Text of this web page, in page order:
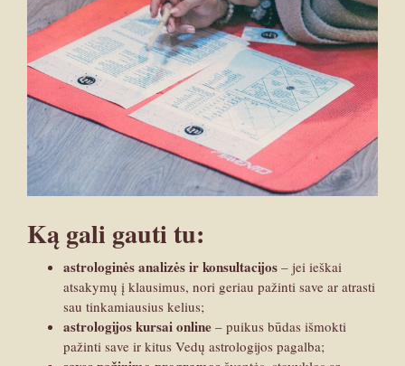
Ką gali gauti tu:
astrologinės analizės ir konsultacijos – jei ieškai
atsakymų į klausimus, nori geriau pažinti save ar atrasti
sau tinkamiausius kelius;
astrologijos kursai online – puikus būdas išmokti
pažinti save ir kitus Vedų astrologijos pagalba;